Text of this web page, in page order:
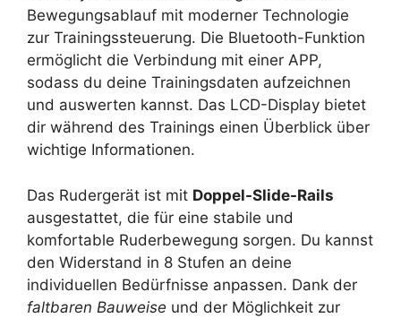
Bewegungsablauf mit moderner Technologie
zur Trainingssteuerung. Die Bluetooth-Funktion
ermöglicht die Verbindung mit einer APP,
sodass du deine Trainingsdaten aufzeichnen
und auswerten kannst. Das LCD-Display bietet
dir während des Trainings einen Überblick über
wichtige Informationen.
Das Rudergerät ist mit Doppel-Slide-Rails
ausgestattet, die für eine stabile und
komfortable Ruderbewegung sorgen. Du kannst
den Widerstand in 8 Stufen an deine
individuellen Bedürfnisse anpassen. Dank der
faltbaren Bauweise und der Möglichkeit zur